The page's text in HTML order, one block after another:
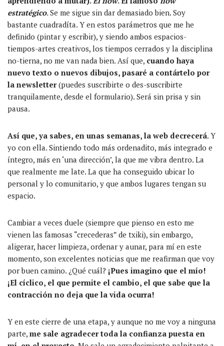
estratégico. Se me sigue sin dar demasiado bien. Soy
bastante cuadradíta. Y en estos parámetros que me he
definido (pintar y escribir), y siendo ambos espacios-
tiempos-artes creativos, los tiempos cerrados y la disciplina
no-tierna, no me van nada bien. Así que, cuando haya
nuevo texto o nuevos dibujos, pasaré a contártelo por
la newsletter(puedes suscribirte o des-suscribirte
tranquilamente, desde el formulario). Será sin prisa y sin
pausa.
Así que, ya sabes, en unas semanas, la web decrecerá. Y
yo con ella. Sintiendo todo más ordenadito, más integrado e
íntegro, más en ‘una dirección’, la que me vibra dentro. La
que realmente me late. La que ha conseguido ubicar lo
personal y lo comunitario, y que ambos lugares tengan su
espacio.
Cambiar a veces duele (siempre que pienso en esto me
vienen las famosas “crecederas” de txiki), sin embargo,
aligerar, hacer limpieza, ordenar y aunar, para mí en este
momento, son excelentes noticias que me reafirman que voy
por buen camino. ¿Qué cuál? ¡Pues imagino que el mío!
¡El cíclico, el que permite el cambio, el que sabe que la
contracción no deja que la vida ocurra!
Y en este cierre de una etapa, y aunque no me voy a ninguna
parte, me sale agradecer toda la confianza puesta en